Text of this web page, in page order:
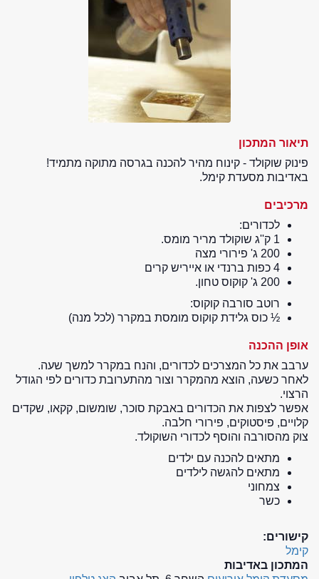
תיאור המתכון
פינוק שוקולד - קינוח מהיר להכנה בגרסה מתוקה מתמיד!
באדיבות מסעדת קימל.
מרכיבים
לכדורים:
1 ק''ג שוקולד מריר מומס.
200 ג' פירורי מצה
4 כפות ברנדי או אייריש קרים
200 ג' קוקוס טחון.
רוטב סורבה קוקוס:
½ כוס גלידת קוקוס מומסת במקרר (לכל מנה)
אופן ההכנה
ערבב את כל המצרכים לכדורים, והנח במקרר למשך שעה.
לאחר כשעה, הוצא מהמקרר וצור מהתערובת כדורים לפי הגודל
הרצוי.
אפשר לצפות את הכדורים באבקת סוכר, שומשום, קקאו, שקדים
קלויים, פיסטוקים, פירורי חלבה.
צוק מהסורבה והוסף לכדורי השוקולד.
מתאים להכנה עם ילדים
מתאים להגשה לילדים
צמחוני
כשר
קישורים:
קימל
המתכון באדיבות